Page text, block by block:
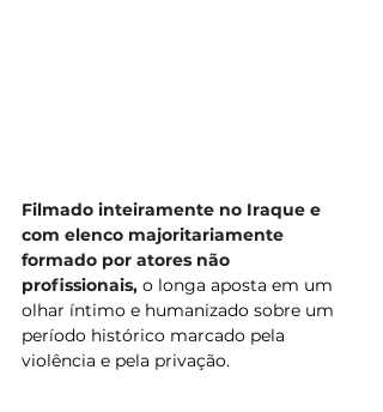
Filmado inteiramente no Iraque e
com elenco majoritariamente
formado por atores não
profissionais, o longa aposta em um
olhar íntimo e humanizado sobre um
período histórico marcado pela
violência e pela privação.